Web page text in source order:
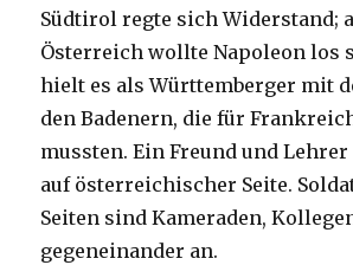
Südtirol regte sich Widerstand;
Österreich wollte Napoleon los
hielt es als Württemberger mit
den Badenern, die für
mussten. Ein Freund und Lehrer
auf österreichischer Seite.
Seiten sind Kameraden,
gegeneinander an.